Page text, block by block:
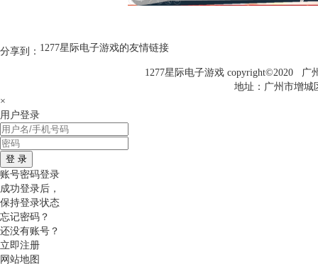
分享到： 1277星际电子游戏的友情链接
1277星际电子游戏 copyright©2020
地址：广州市增城
×
用户登录
登 录
账号密码登录
成功登录后，
保持登录状态
忘记密码？
还没有账号？
立即注册
网站地图